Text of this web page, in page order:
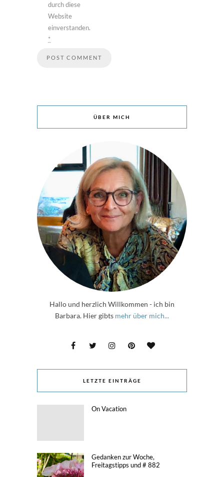
durch diese
Website
einverstanden.
*
ÜBER MICH
Hallo und herzlich Willkommen - ich bin
Barbara. Hier gibts mehr über mich...
LETZTE EINTRÄGE
On Vacation
Gedanken zur Woche,
Freitagstipps und # 882